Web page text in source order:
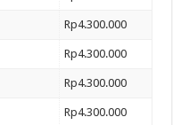
Rp4.300.000
Rp4.300.000
Rp4.300.000
Rp4.300.000